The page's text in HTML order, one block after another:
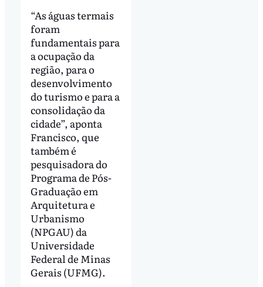
“As águas termais
foram
fundamentais para
a ocupação da
região, para o
desenvolvimento
do turismo e para a
consolidação da
cidade”, aponta
Francisco, que
também é
pesquisadora do
Programa de Pós-
Graduação em
Arquitetura e
Urbanismo
(NPGAU) da
Universidade
Federal de Minas
Gerais (UFMG).